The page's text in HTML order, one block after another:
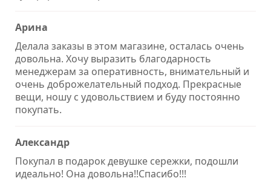
Арина
Делала заказы в этом магазине, осталась очень
довольна. Хочу выразить благодарность
менеджерам за оперативность, внимательный и
очень доброжелательный подход. Прекрасные
вещи, ношу с удовольствием и буду постоянно
покупать.
Александр
Покупал в подарок девушке сережки, подошли
идеально! Она довольна!!Спасибо!!!